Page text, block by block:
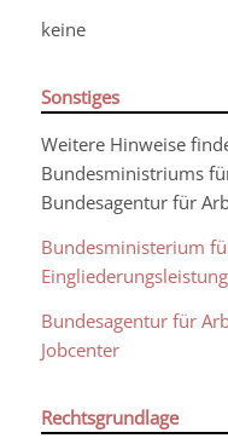
keine
Sonstiges
Weitere Hinweise
Bundesministriums
Bundesagentur für
Bundesministerium
Bundesagentur für
Jobcenter
Rechtsgrundlage